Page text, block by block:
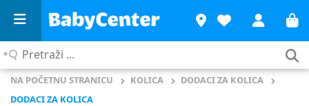
Pretraži
NA POČETNU STRANICU KOLICA
DODACI ZA KOLICA
DODACI ZA KOLICA